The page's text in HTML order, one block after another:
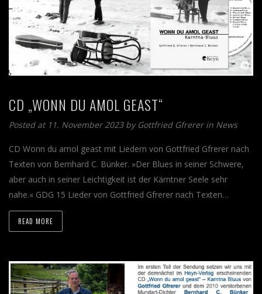
CD „WONN DU AMOL GEAST“
Posted at 11. November 2023 by Gottfried Gfrerer in News
CD Wonn du amol geast mit Liedern von Gottfried Gfrerer nach
Texten von Bernhard C. Bünker. »Der Blues in seiner Schwere,
aber auch in seiner Leichtigkeit ist der Kärntner Seele sehr
nahe.« GDG 15 Lieder von Gottfried Gfrerer nach Texten…
READ MORE